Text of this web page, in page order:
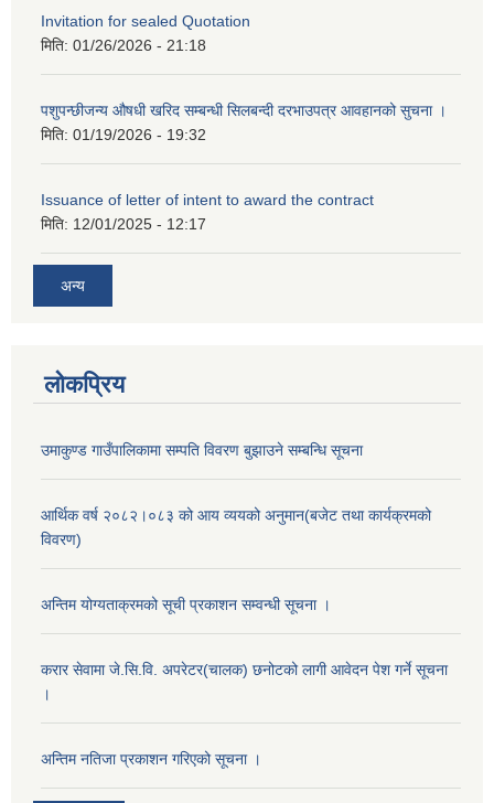
Invitation for sealed Quotation
मिति: 01/26/2026 - 21:18
पशुपन्छीजन्य औषधी खरिद सम्बन्धी सिलबन्दी दरभाउपत्र आवहानको सुचना ।
मिति: 01/19/2026 - 19:32
Issuance of letter of intent to award the contract
मिति: 12/01/2025 - 12:17
अन्य
लोकप्रिय
उमाकुण्ड गाउँपालिकामा सम्पति विवरण बुझाउने सम्बन्धि सूचना
आर्थिक वर्ष २०८२।०८३ को आय व्ययको अनुमान(बजेट तथा कार्यक्रमको
विवरण)
अन्तिम योग्यताक्रमको सूची प्रकाशन सम्वन्धी सूचना ।
करार सेवामा जे.सि.वि. अपरेटर(चालक) छनोटको लागी आवेदन पेश गर्ने सूचना
।
अन्तिम नतिजा प्रकाशन गरिएको सूचना ।